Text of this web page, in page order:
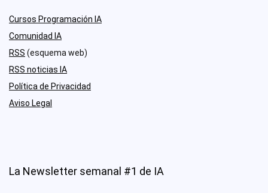
Cursos Programación IA
Comunidad IA
RSS (esquema web)
RSS noticias IA
Política de Privacidad
Aviso Legal
La Newsletter semanal #1 de IA